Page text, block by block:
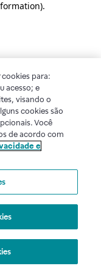
.
para:
acesso; e
visando o
cookies são
Você
de acordo com
e